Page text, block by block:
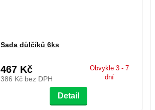
Sada důlčíků 6ks
467 Kč
386 Kč bez DPH
Obvykle 3 - 7
dní
Detail